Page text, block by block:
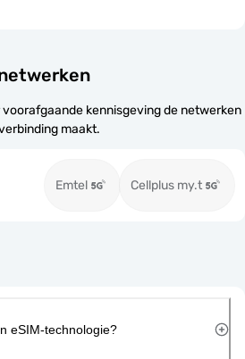
kennisgeving de netwerken
maakt.
Emtel Cellplus my.t
eSIM-technologie?